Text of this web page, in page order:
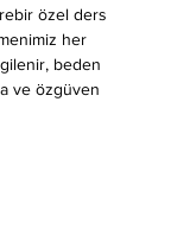
özel ders
her
beden
ve özgüven